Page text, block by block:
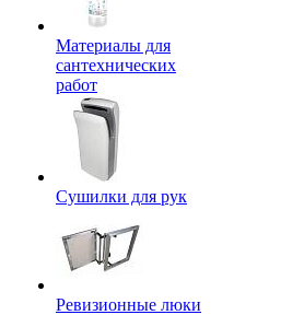
Материалы для
сантехнических
работ
Сушилки для рук
Ревизионные люки